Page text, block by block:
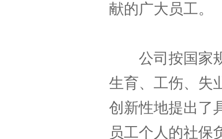
献的广大员工。
公司按国家规
生育、工伤、失
创新性地提出了
员工个人的社保